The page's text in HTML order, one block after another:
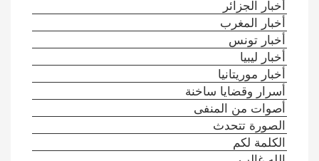
أخبار الجزائر
أخبار المغرب
أخبار تونس
أخبار ليبيا
أخبار موريتانيا
أسرار وقضايا ساخنة
أصوات من المنفى
الصورة تتحدث
الكلمة لكم